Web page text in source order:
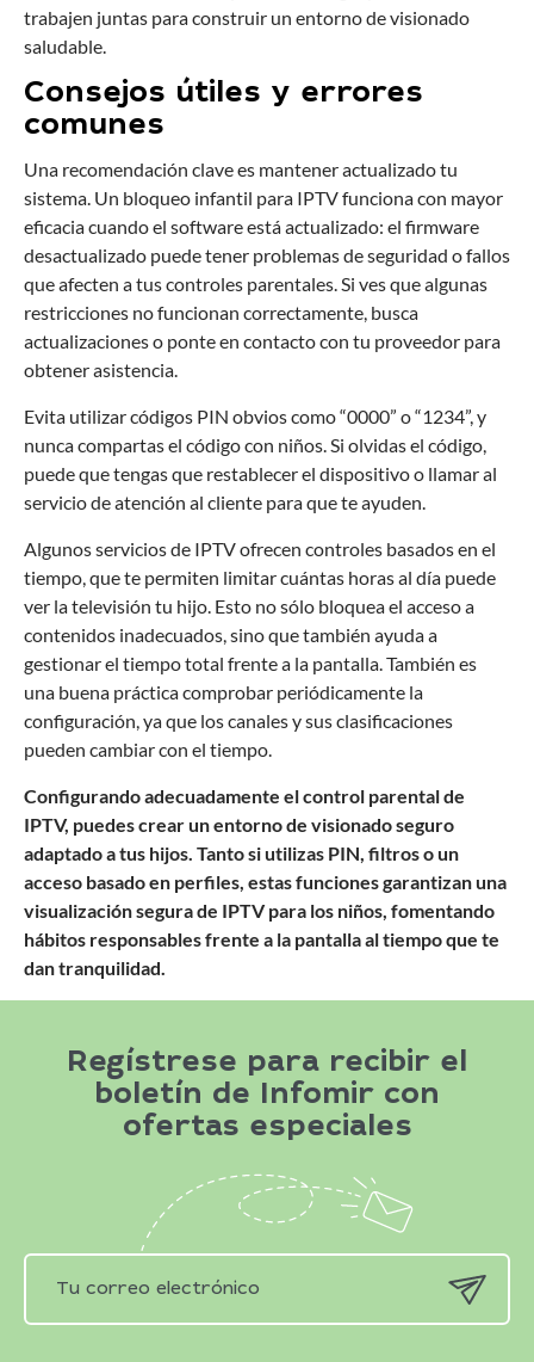
trabajen juntas para construir un entorno de visionado
saludable.
Consejos útiles y errores
comunes
Una recomendación clave es mantener actualizado tu
sistema. Un bloqueo infantil para IPTV funciona con mayor
eficacia cuando el software está actualizado: el firmware
desactualizado puede tener problemas de seguridad o fallos
que afecten a tus controles parentales. Si ves que algunas
restricciones no funcionan correctamente, busca
actualizaciones o ponte en contacto con tu proveedor para
obtener asistencia.
Evita utilizar códigos PIN obvios como “0000” o “1234”, y
nunca compartas el código con niños. Si olvidas el código,
puede que tengas que restablecer el dispositivo o llamar al
servicio de atención al cliente para que te ayuden.
Algunos servicios de IPTV ofrecen controles basados en el
tiempo, que te permiten limitar cuántas horas al día puede
ver la televisión tu hijo. Esto no sólo bloquea el acceso a
contenidos inadecuados, sino que también ayuda a
gestionar el tiempo total frente a la pantalla. También es
una buena práctica comprobar periódicamente la
configuración, ya que los canales y sus clasificaciones
pueden cambiar con el tiempo.
Configurando adecuadamente el control parental de
IPTV, puedes crear un entorno de visionado seguro
adaptado a tus hijos. Tanto si utilizas PIN, filtros o un
acceso basado en perfiles, estas funciones garantizan una
visualización segura de IPTV para los niños, fomentando
hábitos responsables frente a la pantalla al tiempo que te
dan tranquilidad.
Regístrese para recibir el
boletín de Infomir con
ofertas especiales